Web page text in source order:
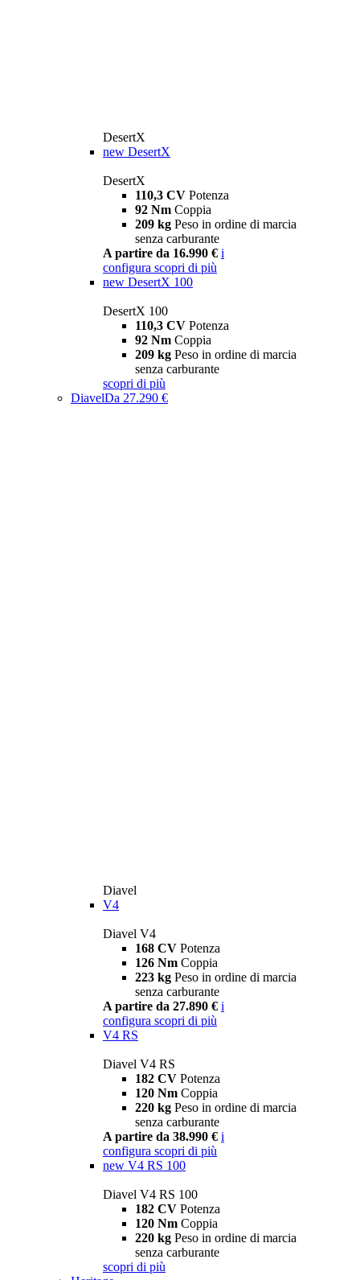
DesertX
new DesertX
DesertX
110,3 CV Potenza
92 Nm Coppia
209 kg Peso in ordine di marcia
senza carburante
A partire da 16.990 € i
configura scopri di più
new DesertX 100
DesertX 100
110,3 CV Potenza
92 Nm Coppia
209 kg Peso in ordine di marcia
senza carburante
scopri di più
DiavelDa 27.290 €
Diavel
V4
Diavel V4
168 CV Potenza
126 Nm Coppia
223 kg Peso in ordine di marcia
senza carburante
A partire da 27.890 € i
configura scopri di più
V4 RS
Diavel V4 RS
182 CV Potenza
120 Nm Coppia
220 kg Peso in ordine di marcia
senza carburante
A partire da 38.990 € i
configura scopri di più
new V4 RS 100
Diavel V4 RS 100
182 CV Potenza
120 Nm Coppia
220 kg Peso in ordine di marcia
senza carburante
scopri di più